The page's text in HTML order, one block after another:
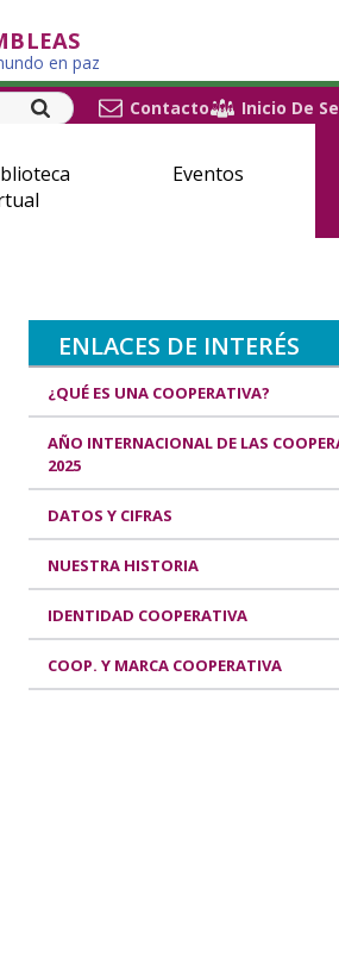
en paz
Contacto
Inicio De
Eventos
ENLACES DE INTERÉS
¿QUÉ ES UNA COOPERATIVA?
AÑO INTERNACIONAL DE LAS
2025
DATOS Y CIFRAS
NUESTRA HISTORIA
IDENTIDAD COOPERATIVA
COOP. Y MARCA COOPERATIVA